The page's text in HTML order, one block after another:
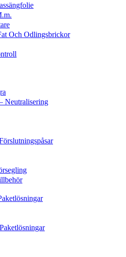
Och Odlingsbrickor
Neutralisering